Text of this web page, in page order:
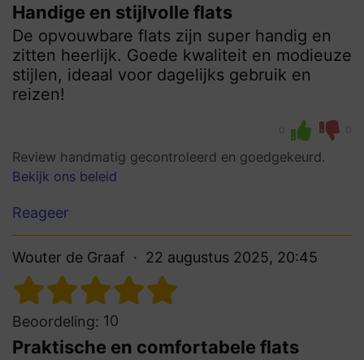
Handige en stijlvolle flats
De opvouwbare flats zijn super handig en
zitten heerlijk. Goede kwaliteit en modieuze
stijlen, ideaal voor dagelijks gebruik en
reizen!
0 0
Review handmatig gecontroleerd en goedgekeurd.
Bekijk ons beleid
Reageer
Wouter de Graaf 22 augustus 2025, 20:45
Beoordeling: 10
Praktische en comfortabele flats